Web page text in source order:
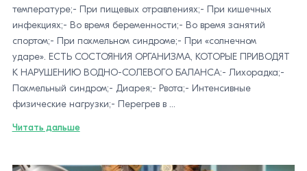
температуре;- При пищевых отравлениях;- При кишечных
инфекциях;- Во время беременности;- Во время занятий
спортом;- При похмельном синдроме;- При «солнечном
ударе». ЕСТЬ СОСТОЯНИЯ ОРГАНИЗМА, КОТОРЫЕ ПРИВОДЯТ
К НАРУШЕНИЮ ВОДНО-СОЛЕВОГО БАЛАНСА:- Лихорадка;-
Похмельный синдром;- Диарея;- Рвота;- Интенсивные
физические нагрузки;- Перегрев в ...
Читать дальше